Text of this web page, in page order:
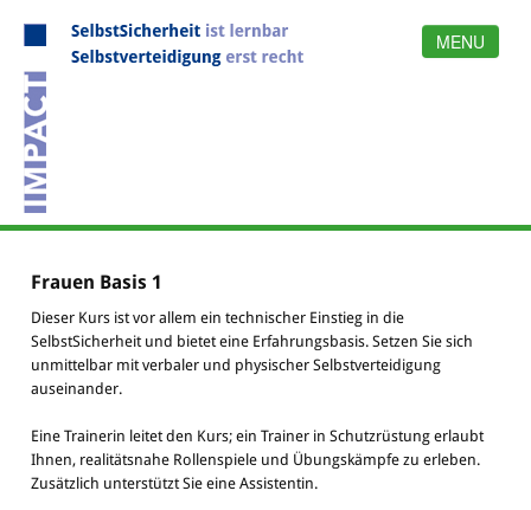
MENU
Frauen Basis 1
Dieser Kurs ist vor allem ein technischer Einstieg in die
SelbstSicherheit und bietet eine Erfahrungsbasis. Setzen Sie sich
unmittelbar mit verbaler und physischer Selbstverteidigung
auseinander.
Eine Trainerin leitet den Kurs; ein Trainer in Schutzrüstung erlaubt
Ihnen, realitätsnahe Rollenspiele und Übungskämpfe zu erleben.
Zusätzlich unterstützt Sie eine Assistentin.